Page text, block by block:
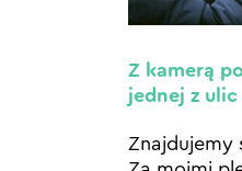
Z kamerą
jednej z ulic
Znajdujemy